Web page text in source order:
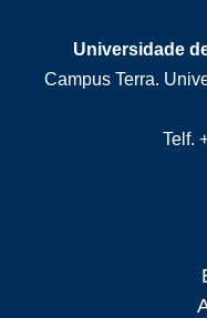
Universidade
Campus Terra.
Telf.